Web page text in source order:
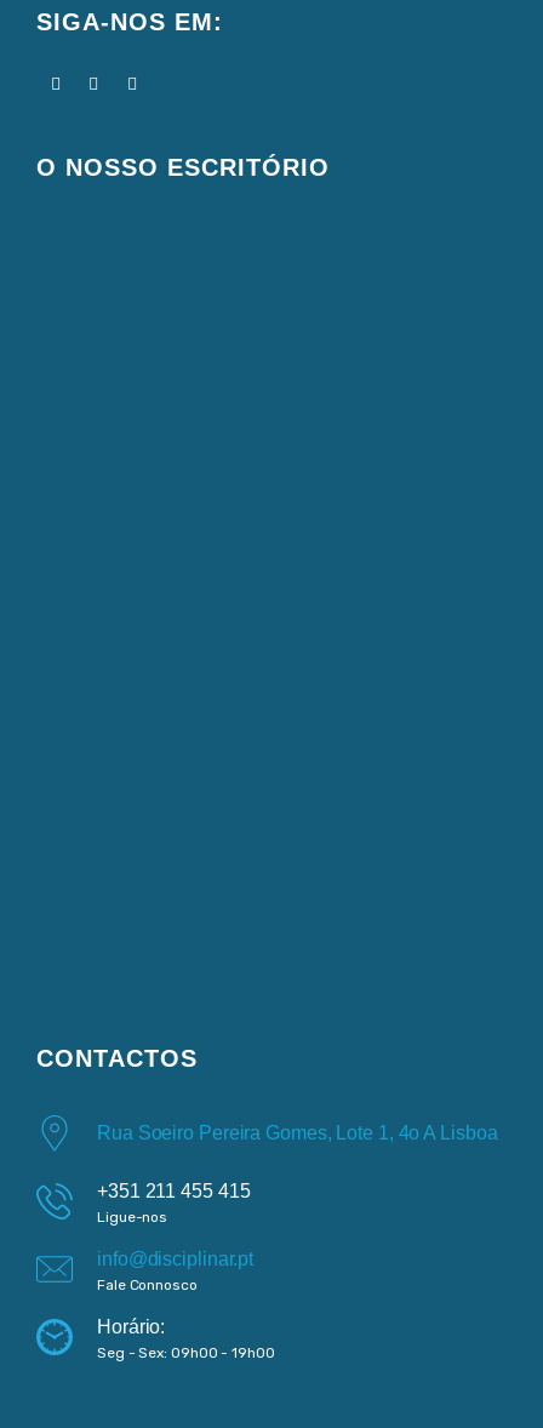
SIGA-NOS EM:
O NOSSO ESCRITÓRIO
CONTACTOS
Rua Soeiro Pereira Gomes, Lote 1, 4o A Lisboa
+351 211 455 415
Ligue-nos
info@disciplinar.pt
Fale Connosco
Horário:
Seg - Sex: 09h00 - 19h00